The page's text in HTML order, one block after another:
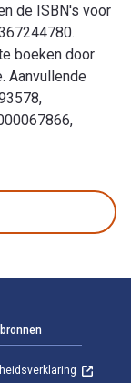
de ISBN's voor
boeken door
Aanvullende